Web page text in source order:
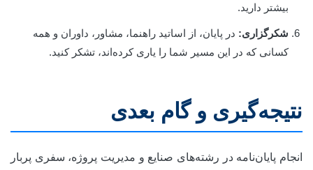
بیشتر دارید.
شکرگزاری: در پایان، از اساتید راهنما، مشاور، داوران و همه
کسانی که در این مسیر شما را یاری کرده‌اند، تشکر کنید.
نتیجه‌گیری و گام بعدی
انجام پایان‌نامه در رشته‌های صنایع و مدیریت پروژه، سفری پربار